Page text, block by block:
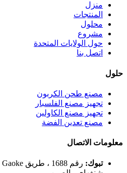
منزل
المنتجات
محلول
مشروع
حول الولايات المتحدة
اتصل بنا
حلول
مصنع طحن الكربون
تجهيز مصنع الفلسبار
تجهيز مصنع الكاولين
مصنع تعدين الفضة
معلومات الاتصال
تبوك: